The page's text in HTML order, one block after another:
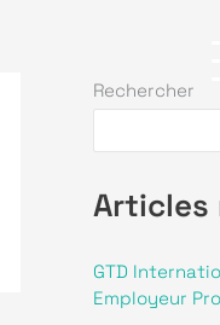
ContactRechercher
Articles
GTD
Employeur